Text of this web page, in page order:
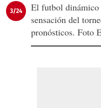
3/24
El futbol dinámico
sensación del
pronósticos. Foto